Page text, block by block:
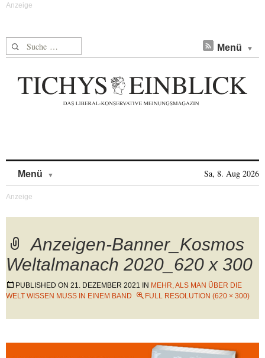
Suche nach: Menü
Menü Sa, 8. Aug 2026
Anzeigen-Banner_Kosmos
Weltalmanach 2020_620 x 300
PUBLISHED ON 21. DEZEMBER 2021 IN MEHR, ALS MAN ÜBER DIE
WELT WISSEN MUSS IN EINEM BAND
FULL RESOLUTION (620 × 300)